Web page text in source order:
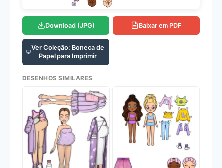
Download (JPG) Baixar em PDF
Ver Coleção: Boneca de
Papel para Imprimir
DESENHOS SIMILARES